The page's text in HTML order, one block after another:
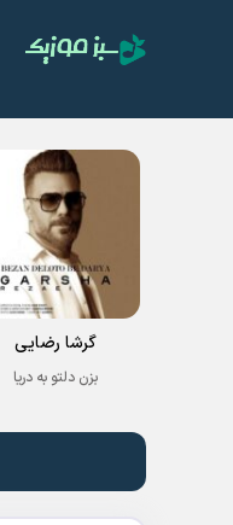
گرشا رضایی
بزن دلتو به دریا